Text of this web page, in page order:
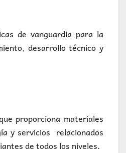
de vanguardia para la
desarrollo técnico y
proporciona materiales
y servicios relacionados
de todos los niveles.